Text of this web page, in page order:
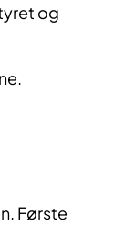
og
Første